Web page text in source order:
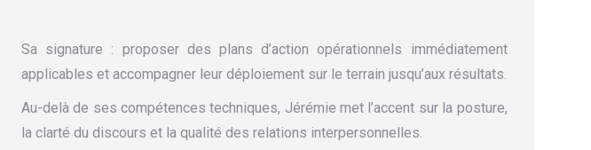
Sa signature : proposer des plans d’action opérationnels immédiatement
applicables et accompagner leur déploiement sur le terrain jusqu’aux résultats.
Au-delà de ses compétences techniques, Jérémie met l’accent sur la posture,
la clarté du discours et la qualité des relations interpersonnelles.